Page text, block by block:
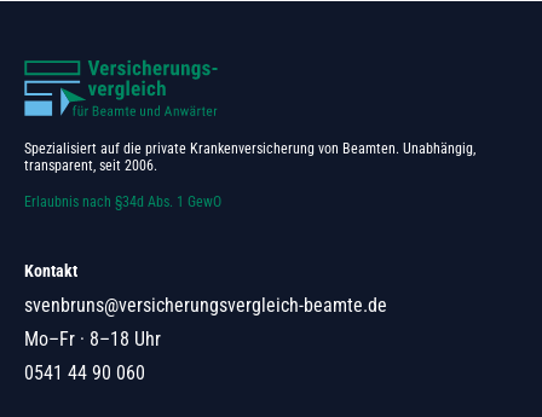
Spezialisiert auf die private Krankenversicherung von Beamten. Unabhängig,
transparent, seit 2006.
Erlaubnis nach §34d Abs. 1 GewO
Kontakt
svenbruns@versicherungsvergleich-beamte.de
Mo–Fr · 8–18 Uhr
0541 44 90 060